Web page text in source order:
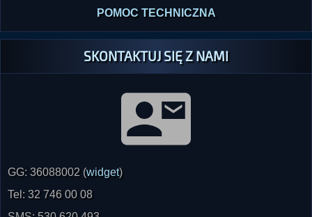
SKONTAKTUJ SIĘ Z NAMI
)
Tel: 32 746 00 08
SMS: 530 620 493
radio@paranormalium.pl